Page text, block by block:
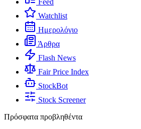
Feed
Watchlist
Ημερολόγιο
Άρθρα
Flash News
Fair Price Index
StockBot
Stock Screener
Πρόσφατα προβληθέντα